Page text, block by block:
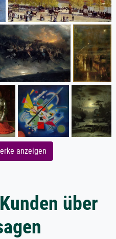
anzeigen
über